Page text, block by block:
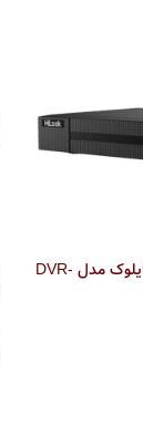
دستگاه 16 کانال DVR هایلوک مدل DVR-